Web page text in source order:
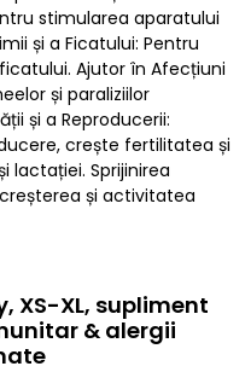
stimularea aparatului
și a Ficatului: Pentru
Ajutor în Afecțiuni
și paraliziilor
și a Reproducerii:
crește fertilitatea și
lactației. Sprijinirea
și activitatea
XS-XL, supliment
& alergii